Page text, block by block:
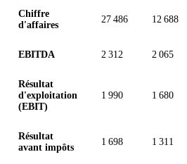
Chiffre
d'affaires
27 486 12 688
EBITDA 2 312 2 065
Résultat
d'exploitation
(EBIT)
1 990 1 680
Résultat
avant impôts
1 698 1 311